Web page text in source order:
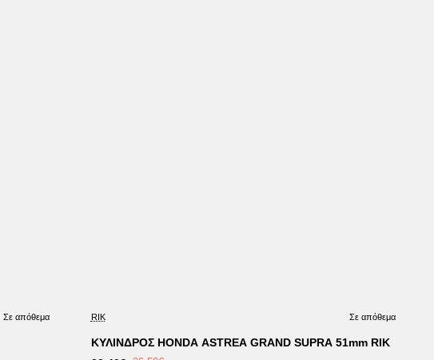
Σε απόθεμα RIK Σε απόθεμα
ΚΥΛΙΝΔΡΟΣ HONDA ASTREA GRAND SUPRA 51mm RIK